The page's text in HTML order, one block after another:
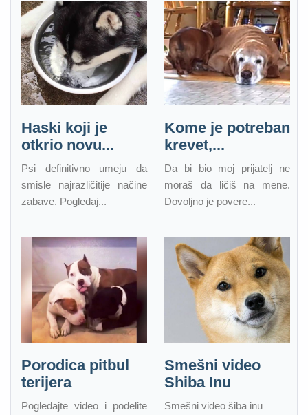
Haski koji je
otkrio novu...
Psi definitivno umeju da
smisle najrazličitije načine
zabave. Pogledaj...
Kome je potreban
krevet,...
Da bi bio moj prijatelj ne
moraš da ličiš na mene.
Dovoljno je povere...
Porodica pitbul
terijera
Pogledajte video i podelite
Smešni video
Shiba Inu
Smešni video šiba inu